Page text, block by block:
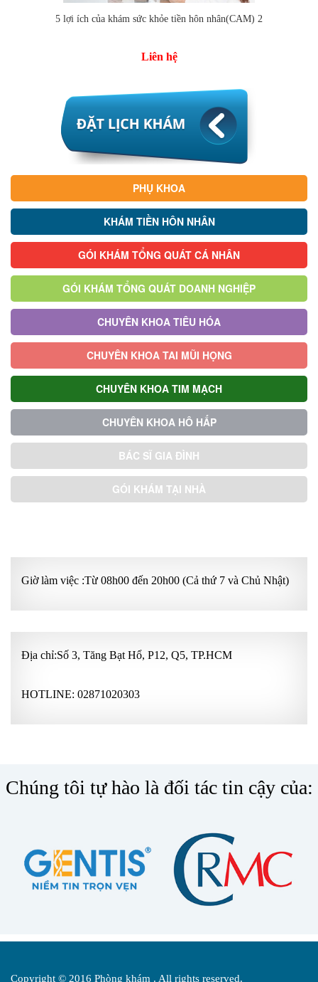
5 lợi ích của khám sức khỏe tiền hôn nhân(CAM) 2
Liên hệ
PHỤ KHOA
KHÁM TIỀN HÔN NHÂN
GÓI KHÁM TỔNG QUÁT CÁ NHÂN
GÓI KHÁM TỔNG QUÁT DOANH NGHIỆP
CHUYÊN KHOA TIÊU HÓA
CHUYÊN KHOA TAI MŨI HỌNG
CHUYÊN KHOA TIM MẠCH
CHUYÊN KHOA HÔ HẤP
BÁC SĨ GIA ĐÌNH
GÓI KHÁM TẠI NHÀ
Giờ làm việc :Từ 08h00 đến 20h00 (Cả thứ 7 và Chủ Nhật)
Địa chỉ:Số 3, Tăng Bạt Hổ, P12, Q5, TP.HCM
HOTLINE: 02871020303
Chúng tôi tự hào là đối tác tin cậy của:
Copyright © 2016 Phòng khám . All rights reserved.